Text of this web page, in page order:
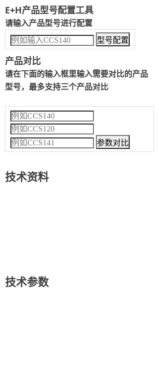
E+H产品型号配置工具
请输入产品型号进行配置
产品对比
请在下面的输入框里输入需要对比的产品
型号，最多支持三个产品对比
技术资料
技术参数